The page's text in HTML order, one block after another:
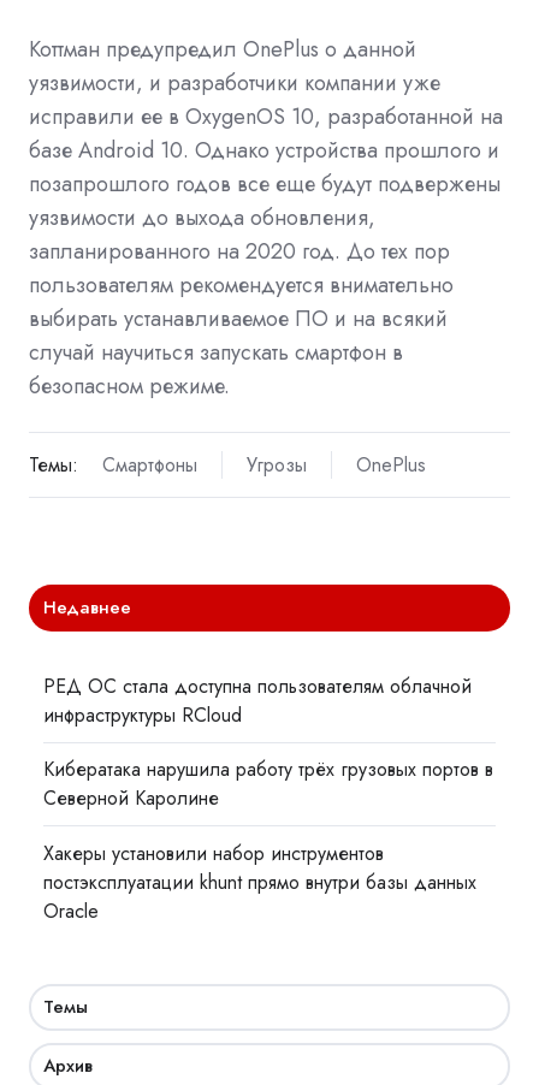
Коттман предупредил OnePlus о данной
уязвимости, и разработчики компании уже
исправили ее в OxygenOS 10, разработанной на
базе Android 10. Однако устройства прошлого и
позапрошлого годов все еще будут подвержены
уязвимости до выхода обновления,
запланированного на 2020 год. До тех пор
пользователям рекомендуется внимательно
выбирать устанавливаемое ПО и на всякий
случай научиться запускать смартфон в
безопасном режиме.
Темы: Смартфоны Угрозы OnePlus
Недавнее
РЕД ОС стала доступна пользователям облачной
инфраструктуры RCloud
Кибератака нарушила работу трёх грузовых портов в
Северной Каролине
Хакеры установили набор инструментов
постэксплуатации khunt прямо внутри базы данных
Oracle
Темы
Архив